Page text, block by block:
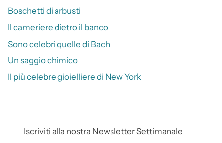
Boschetti di arbusti
Il cameriere dietro il banco
Sono celebri quelle di Bach
Un saggio chimico
Il più celebre gioielliere di New York
Iscriviti alla nostra Newsletter Settimanale